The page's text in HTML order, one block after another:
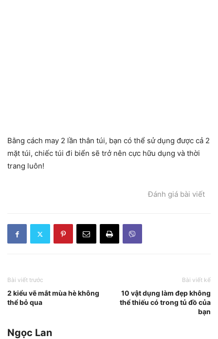
Bằng cách may 2 lần thân túi, bạn có thể sử dụng được cả 2
mặt túi, chiếc túi đi biển sẽ trở nên cực hữu dụng và thời
trang luôn!
Đánh giá bài viết
Bài viết trước
2 kiểu vẽ mắt mùa hè không
thể bỏ qua
Bài viết kế
10 vật dụng làm đẹp không
thể thiếu có trong tủ đồ của
bạn
Ngọc Lan